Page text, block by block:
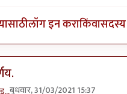
लॉग इन कराकिंवासदस्य
बुधवार, 31/03/2021 15:37